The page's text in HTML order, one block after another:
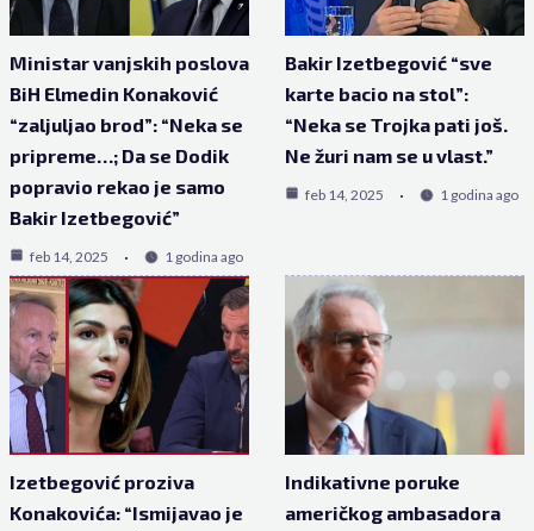
Ministar vanjskih poslova
BiH Elmedin Konaković
“zaljuljao brod”: “Neka se
pripreme…; Da se Dodik
popravio rekao je samo
Bakir Izetbegović”
feb 14, 2025 1 godina ago
Bakir Izetbegović “sve
karte bacio na stol”:
“Neka se Trojka pati još.
Ne žuri nam se u vlast.”
feb 14, 2025 1 godina ago
Izetbegović proziva
Konakovića: “Ismijavao je
Indikativne poruke
američkog ambasadora